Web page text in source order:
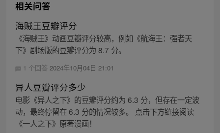
相关问答
海贼王豆瓣评分
《海贼王》动画豆瓣评分较高，例如《航海王：强者天
下》剧场版的豆瓣评分为 8.7 分。
1 个回答 2024年10月04日 21:01
异人豆瓣评分多少
电影《异人之下》的豆瓣评分约为 6.3 分，但存在一定波
动，最终停留在 6.3 分的情况较多。 点击下方链接阅读
《一人之下》原著漫画！